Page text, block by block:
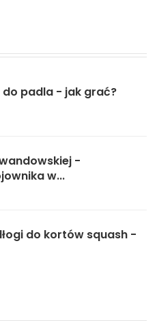
padla - jak grać?
-
w...
do kortów squash -